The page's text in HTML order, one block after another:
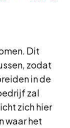
Dit
zodat
in de
zal
zich hier
waar het